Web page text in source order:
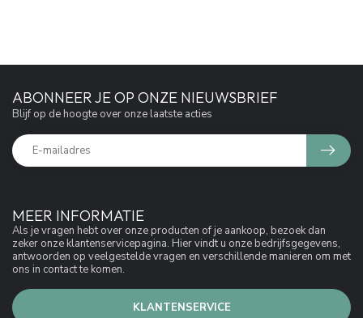
MEER INFORMATIE
Als je vragen hebt over onze producten of je aankoop, bezoek dan
zeker onze klantenservicepagina. Hier vindt u onze bedrijfsgegevens,
antwoorden op veelgestelde vragen en verschillende manieren om met
ons in contact te komen.
KLANTENSERVICE
ABONNEER JE OP ONZE NIEUWSBRIEF
Blijf op de hoogte over onze laatste acties